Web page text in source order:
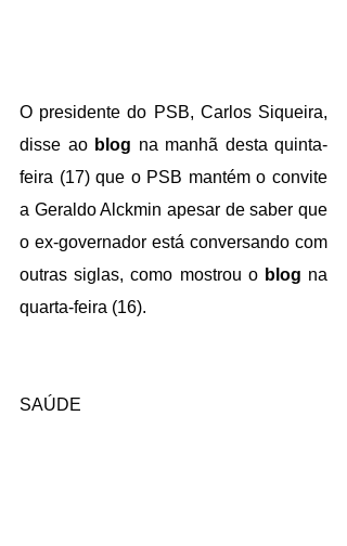
O presidente do PSB, Carlos Siqueira,
disse ao blog na manhã desta quinta-
feira (17) que o PSB mantém o convite
a Geraldo Alckmin apesar de saber que
o ex-governador está conversando com
outras siglas, como mostrou o blog na
quarta-feira (16).
SAÚDE